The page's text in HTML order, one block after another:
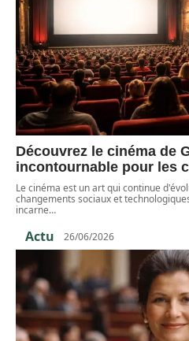
Découvrez le cinéma de
incontournable pour les
Le cinéma est un art qui continue
changements sociaux et
incarne…
Actu 26/06/2026